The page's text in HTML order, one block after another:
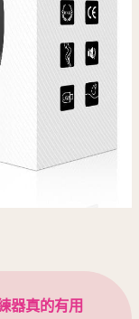
器真的有用